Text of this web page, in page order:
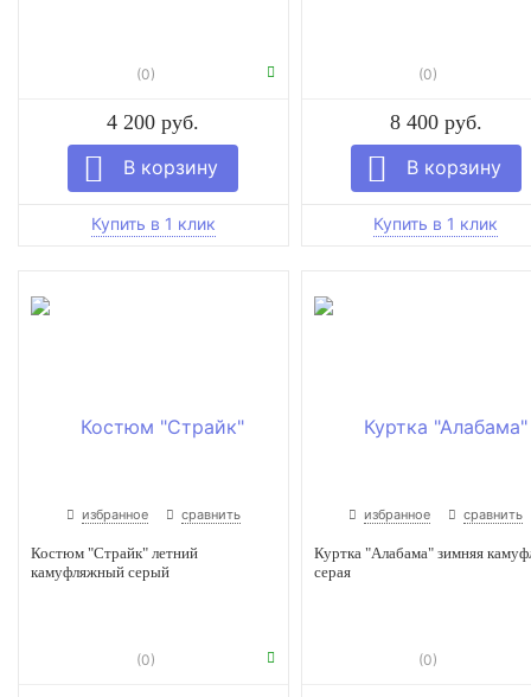
(0)
4 200 руб.
(0)
8 400 руб.
избранное сравнить
Костюм "Страйк" летний
камуфляжный серый
(0)
избранное сравнить
Куртка "Алабама" зимняя
серая
(0)